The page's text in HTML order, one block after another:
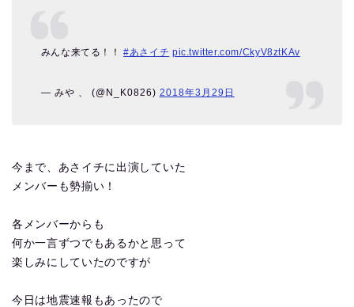
みんな来てる！！#あさイチ pic.twitter.com/CkyV8ztKAv
— みや 、 (@N_K0826) 2018年3月29日
今まで、あさイチに出演していた
メンバーも勢揃い！
各メンバーからも
何か一言ずつでもあるかと思って
楽しみにしていたのですが
今日は地震速報もあったので